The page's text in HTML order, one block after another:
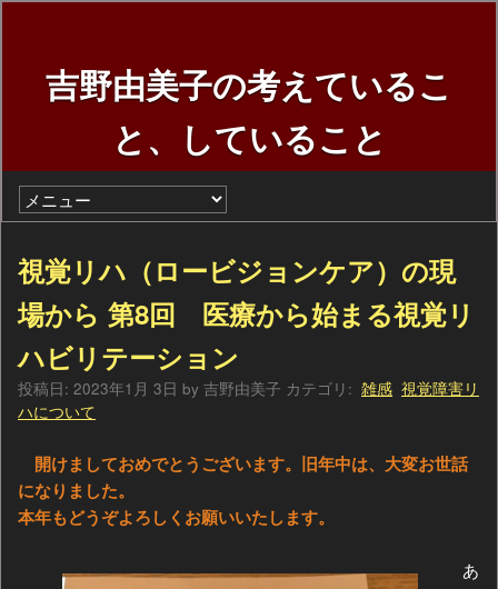
吉野由美子の考えているこ
と、していること
視覚リハ（ロービジョンケア）の現
場から 第8回 医療から始まる視覚リ
ハビリテーション
投稿日: 2023年1月 3日 by 吉野由美子 カテゴリ: 雑感 視覚障害リ
ハについて
開けましておめでとうございます。旧年中は、大変お世話
になりました。
本年もどうぞよろしくお願いいたします。
あ